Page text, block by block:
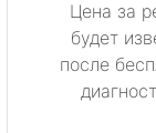
Цена за
будет
после